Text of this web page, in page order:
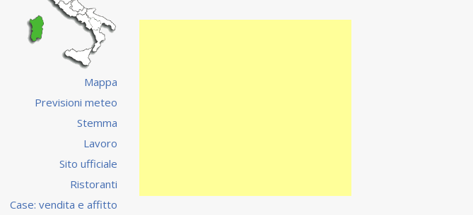
Mappa
Previsioni meteo
Stemma
Lavoro
Sito ufficiale
Ristoranti
Case: vendita e affitto